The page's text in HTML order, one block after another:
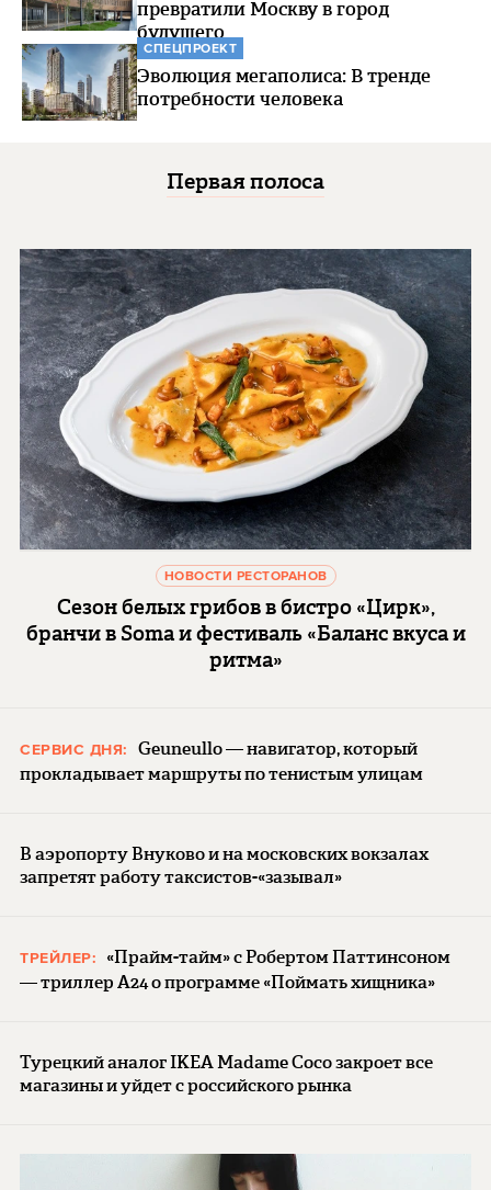
превратили Москву в город
будущего
СПЕЦПРОЕКТ
Эволюция мегаполиса: В тренде
потребности человека
Первая полоса
НОВОСТИ РЕСТОРАНОВ
Сезон белых грибов в бистро «Цирк»,
бранчи в Soma и фестиваль «Баланс вкуса и
ритма»
СЕРВИС ДНЯ:
Geuneullo — навигатор, который
прокладывает маршруты по тенистым улицам
В аэропорту Внуково и на московских вокзалах
запретят работу таксистов-«зазывал»
ТРЕЙЛЕР:
«Прайм-тайм» с Робертом Паттинсоном
— триллер A24 о программе «Поймать хищника»
Турецкий аналог IKEA Madame Coco закроет все
магазины и уйдет с российского рынка